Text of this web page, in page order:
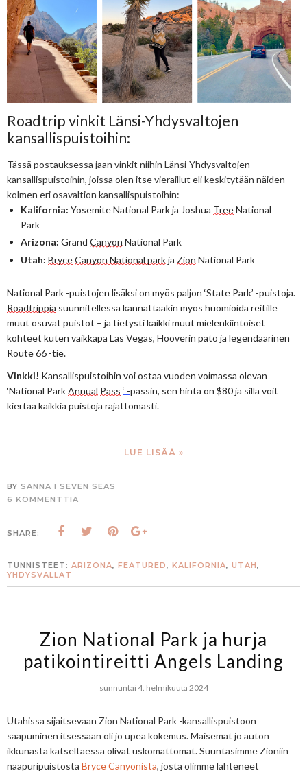
Roadtrip vinkit Länsi-Yhdysvaltojen
kansallispuistoihin:
Tässä postauksessa jaan vinkit niihin Länsi-Yhdysvaltojen
kansallispuistoihin, joissa olen itse vieraillut eli keskitytään näiden
kolmen eri osavaltion kansallispuistoihin:
Kalifornia: Yosemite National Park ja Joshua Tree National
Park
Arizona: Grand Canyon National Park
Utah: Bryce Canyon National park ja Zion National Park
Roadtrippiä suunnitellessa kannattaakin myös huomioida reitille
muut osuvat puistot – ja tietysti kaikki muut mielenkiintoiset
kohteet kuten vaikkapa Las Vegas, Hooverin pato ja legendaarinen
Route 66 -tie.
Vinkki! Kansallispuistoihin voi ostaa vuoden voimassa olevan
‘National Park Annual Pass ‘ -passin, sen hinta on $80 ja sillä voit
kiertää kaikkia puistoja rajattomasti.
LUE LISÄÄ »
BY SANNA I SEVEN SEAS
6 KOMMENTTIA
SHARE:
TUNNISTEET: ARIZONA, FEATURED, KALIFORNIA, UTAH,
YHDYSVALLAT
Zion National Park ja hurja
patikointireitti Angels Landing
sunnuntai 4. helmikuuta 2024
Utahissa sijaitsevaan Zion National Park -kansallispuistoon
saapuminen itsessään oli jo upea kokemus. Maisemat jo auton
ikkunasta katseltaessa olivat uskomattomat. Suuntasimme Zioniin
naapuripuistosta Bryce Canyonista, josta olimme lähteneet